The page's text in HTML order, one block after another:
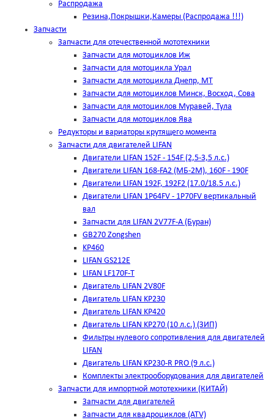
Распродажа
Резина,Покрышки,Камеры (Распродажа !!!)
Запчасти
Запчасти для отечественной мототехники
Запчасти для мотоциклов Иж
Запчасти для мотоцикла Урал
Запчасти для мотоцикла Днепр, МТ
Запчасти для мотоциклов Минск, Восход, Сова
Запчасти для мотоциклов Муравей, Тула
Запчасти для мотоциклов Ява
Редукторы и вариаторы крутящего момента
Запчасти для двигателей LIFAN
Двигатели LIFAN 152F - 154F (2,5-3,5 л.с.)
Двигатели LIFAN 168-FA2 (МБ-2М), 160F - 190F
Двигатели LIFAN 192F, 192F2 (17.0/18.5 л.с.)
Двигатели LIFAN 1Р64FV - 1Р70FV вертикальный
вал
Запчасти для LIFAN 2V77F-A (Буран)
GB270 Zongshen
KP460
LIFAN GS212E
LIFAN LF170F-T
Двигатель LIFAN 2V80F
Двигатель LIFAN KP230
Двигатель LIFAN KP420
Двигатель LIFAN KP270 (10 л.с.) (ЗИП)
Фильтры нулевого сопротивления для двигателей
LIFAN
Двигатель LIFAN KP230-R PRO (9 л.с.)
Комплекты электрооборудования для двигателей
Запчасти для импортной мототехники (КИТАЙ)
Запчасти для двигателей
Запчасти для квадроциклов (ATV)